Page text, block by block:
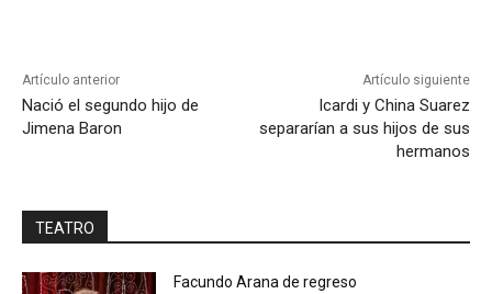
Artículo anterior
Nació el segundo hijo de
Jimena Baron
Artículo siguiente
Icardi y China Suarez
separarían a sus hijos de sus
hermanos
TEATRO
Facundo Arana de regreso